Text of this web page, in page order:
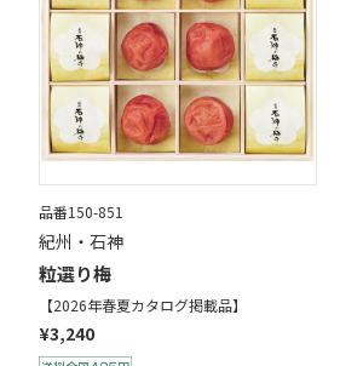
品番150-851
紀州・石神
粒選り梅
【2026年春夏カタログ掲載品】
¥3,240